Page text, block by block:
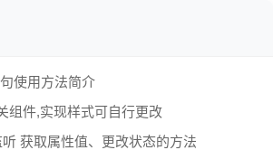
使用方法简介
组件,实现样式可自行更改
获取属性值、更改状态的方法